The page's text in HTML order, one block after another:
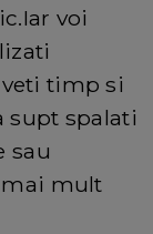
voi
timp si
supt spalati
sau
mai mult